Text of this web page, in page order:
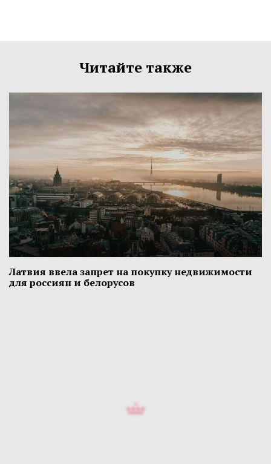
Читайте также
Латвия ввела запрет на покупку недвижимости
для россиян и белорусов